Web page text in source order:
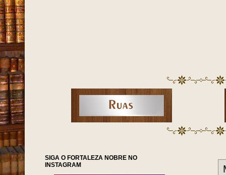
SIGA O FORTALEZA NOBRE NO
INSTAGRAM